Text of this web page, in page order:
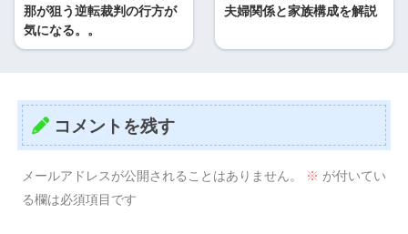
那が狙う逆転裁判の行方が
気になる。。
夫婦関係と家族構成を解説
コメントを残す
メールアドレスが公開されることはありません。 ※ が付いてい
る欄は必須項目です